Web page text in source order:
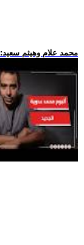
.. محمد علام وهيثم